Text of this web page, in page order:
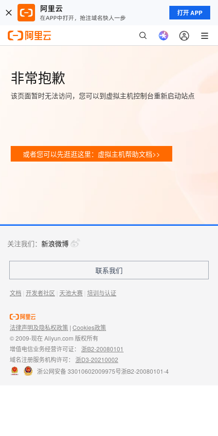
打开 APP
非常抱歉
该页面暂时无法访问，您可以到虚拟主机控制台重新启动站点
或者您可以先逛逛这里：虚拟主机帮助文档>>